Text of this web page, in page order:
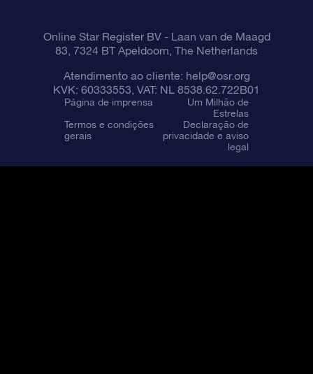
Online Star Register BV- Laan van de Maagd
83, 7324 BT Apeldoorn, The Netherlands
Atendimento ao cliente: help@osr.org
KVK: 60333553, VAT: NL 8538.62.722B01
Página de imprensa
Um Milhão de
Estrelas
Termos e condições
gerais
Declaração de
privacidade e aviso
legal